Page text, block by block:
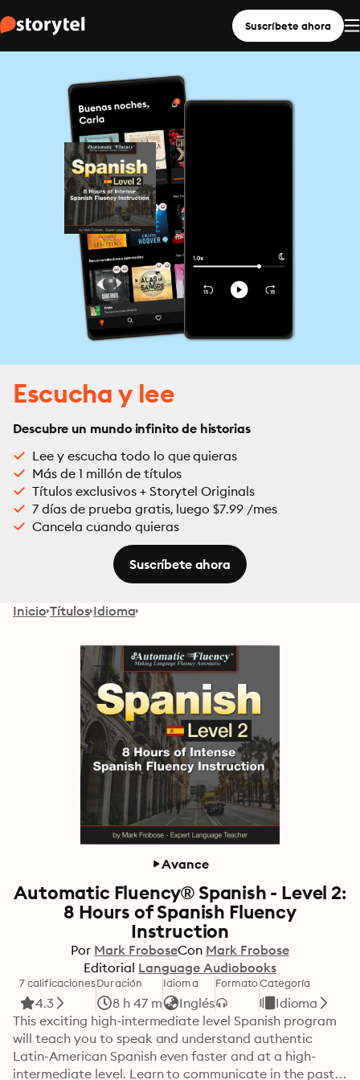
Suscríbete ahora
Escucha y lee
Descubre un mundo infinito de historias
Lee y escucha todo lo que quieras
Más de 1 millón de títulos
Títulos exclusivos + Storytel Originals
7 días de prueba gratis, luego $7.99 /mes
Cancela cuando quieras
Suscríbete ahora
Inicio Títulos Idioma
Avance
Automatic Fluency® Spanish - Level 2:
8 Hours of Spanish Fluency
Instruction
Por Mark FroboseCon Mark Frobose
Editorial Language Audiobooks
7 calificaciones
4.3
Duración
8 h 47 m
Idioma
Inglés
FormatoCategoría
Idioma
This exciting high-intermediate level Spanish program
will teach you to speak and understand authentic
Latin-American Spanish even faster and at a high-
intermediate level. Learn to communicate in the past,